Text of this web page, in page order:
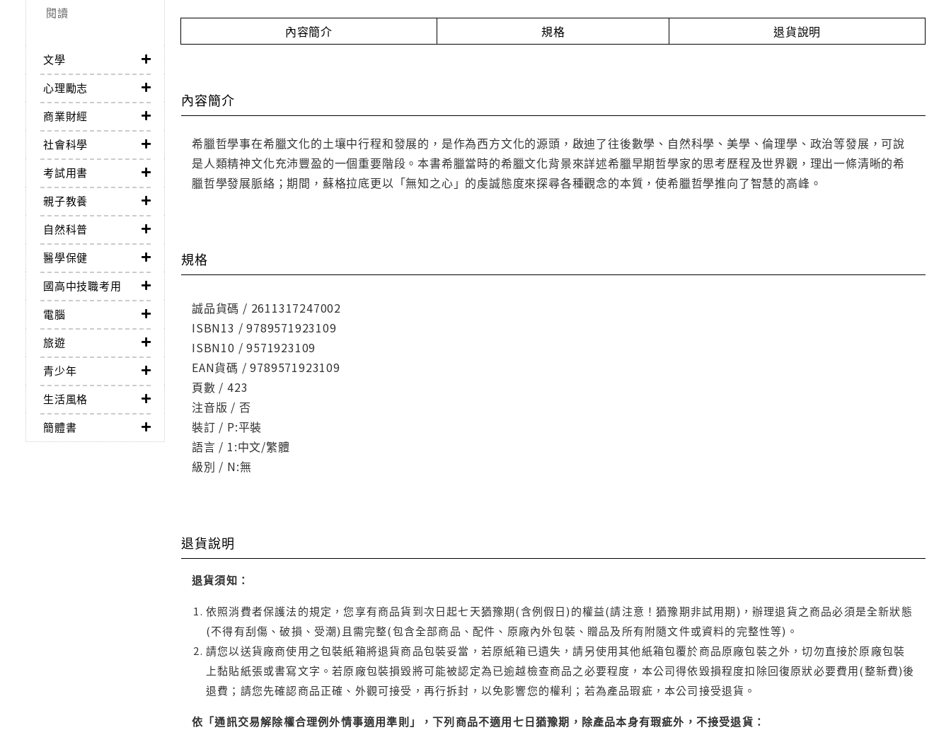
閱讀
文學
心理勵志
商業財經
社會科學
考試用書
親子教養
自然科普
醫學保健
國高中技職考用
電腦
旅遊
青少年
生活風格
簡體書
內容簡介 規格 退貨說明
內容簡介
希臘哲學事在希臘文化的土壤中行程和發展的，是作為西方文化的源頭，啟迪了往後數學、自然科學、美學、倫理學、政治等發展，可說
是人類精神文化充沛豐盈的一個重要階段。本書希臘當時的希臘文化背景來詳述希臘早期哲學家的思考歷程及世界觀，理出一條清晰的希
臘哲學發展脈絡；期間，蘇格拉底更以「無知之心」的虔誠態度來探尋各種觀念的本質，使希臘哲學推向了智慧的高峰。
規格
誠品貨碼 / 2611317247002
ISBN13 / 9789571923109
ISBN10 / 9571923109
EAN貨碼 / 9789571923109
頁數 / 423
注音版 / 否
裝訂 / P:平裝
語言 / 1:中文/繁體
級別 / N:無
退貨說明
退貨須知：
依照消費者保護法的規定，您享有商品貨到次日起七天猶豫期(含例假日)的權益(請注意！猶豫期非試用期)，辦理退貨之商品必須是全新狀態
(不得有刮傷、破損、受潮)且需完整(包含全部商品、配件、原廠內外包裝、贈品及所有附隨文件或資料的完整性等)。
請您以送貨廠商使用之包裝紙箱將退貨商品包裝妥當，若原紙箱已遺失，請另使用其他紙箱包覆於商品原廠包裝之外，切勿直接於原廠包裝
上黏貼紙張或書寫文字。若原廠包裝損毀將可能被認定為已逾越檢查商品之必要程度，本公司得依毀損程度扣除回復原狀必要費用(整新費)後
退費；請您先確認商品正確、外觀可接受，再行拆封，以免影響您的權利；若為產品瑕疵，本公司接受退貨。
依「通訊交易解除權合理例外情事適用準則」，下列商品不適用七日猶豫期，除產品本身有瑕疵外，不接受退貨：